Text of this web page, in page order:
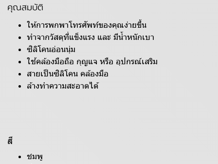
คุณสมบัติ
ให้การพกพาโทรศัพท์ของคุณง่ายขึ้น
ทำจากวัสดุที่แข็งแรง และ มีน้ำหนักเบา
ซิลิโคนอ่อนนุ่ม
ใช้คล้องมือถือ กุญแจ หรือ อุปกรณ์เสริม
สายเป็นซิลิโคน คล้องมือ
ล้างทำความสะอาดได้
สี
ชมพู